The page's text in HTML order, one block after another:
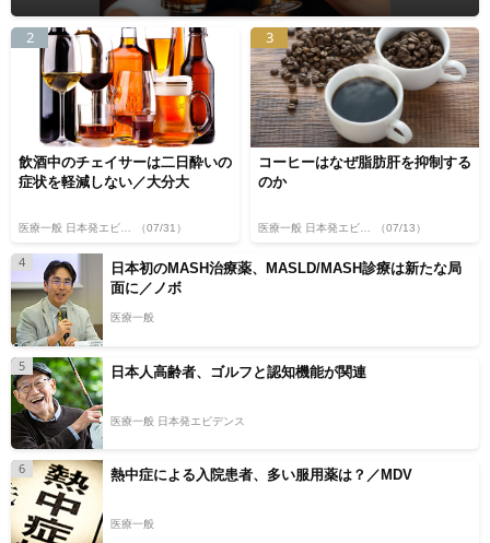
2
飲酒中のチェイサーは二日酔いの
症状を軽減しない／大分大
医療一般 日本発エビデンス （07/31）
3
コーヒーはなぜ脂肪肝を抑制する
のか
医療一般 日本発エビデンス （07/13）
4
日本初のMASH治療薬、MASLD/MASH診療は新たな局
面に／ノボ
医療一般
5 日本人高齢者、ゴルフと認知機能が関連
医療一般 日本発エビデンス
6 熱中症による入院患者、多い服用薬は？／MDV
医療一般